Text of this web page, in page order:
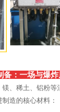
备：一场与爆
、稀土、铝粉等
造的核心材料：